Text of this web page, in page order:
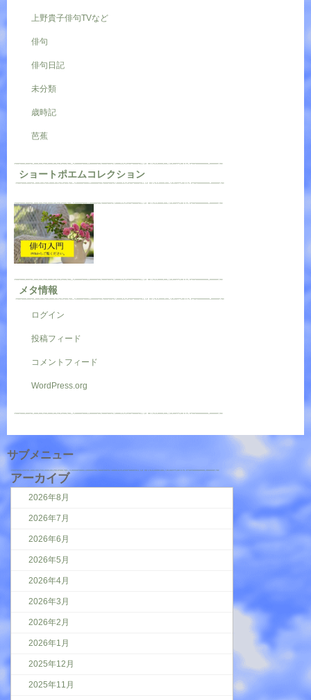
上野貴子俳句TVなど
俳句
俳句日記
未分類
歳時記
芭蕉
ショートポエムコレクション
メタ情報
ログイン
投稿フィード
コメントフィード
WordPress.org
サブメニュー
アーカイブ
2026年8月
2026年7月
2026年6月
2026年5月
2026年4月
2026年3月
2026年2月
2026年1月
2025年12月
2025年11月